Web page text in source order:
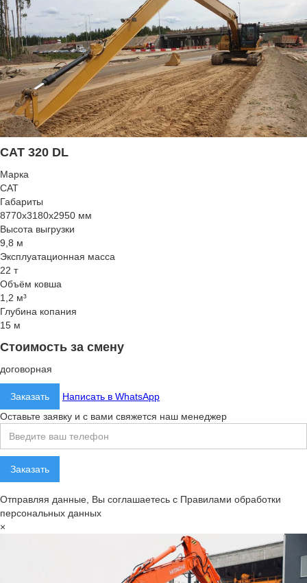
CAT 320 DL
Марка
CAT
Габариты
8770x3180x2950 мм
Высота выгрузки
9,8 м
Эксплуатационная масса
22 т
Объём ковша
1,2 м³
Глубина копания
15 м
Стоимость за смену
договорная
Заказать
Написать в WhatsApp
Оставьте заявку и с вами свяжется наш менеджер
Отправляя данные, Вы соглашаетесь с Правилами обработки
персональных данных
×